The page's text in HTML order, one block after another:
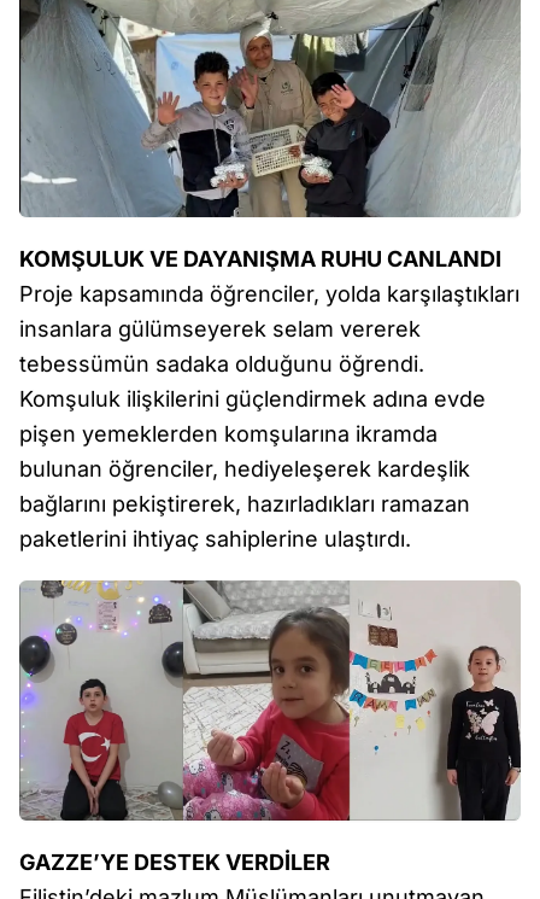
KOMŞULUK VE DAYANIŞMA RUHU CANLANDI
Proje kapsamında öğrenciler, yolda karşılaştıkları
insanlara gülümseyerek selam vererek
tebessümün sadaka olduğunu öğrendi.
Komşuluk ilişkilerini güçlendirmek adına evde
pişen yemeklerden komşularına ikramda
bulunan öğrenciler, hediyeleşerek kardeşlik
bağlarını pekiştirerek, hazırladıkları ramazan
paketlerini ihtiyaç sahiplerine ulaştırdı.
GAZZE’YE DESTEK VERDİLER